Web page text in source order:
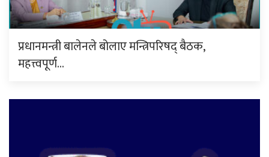
प्रधानमन्त्री बालेनले बोलाए मन्त्रिपरिषद् बैठक,
महत्त्वपूर्ण…